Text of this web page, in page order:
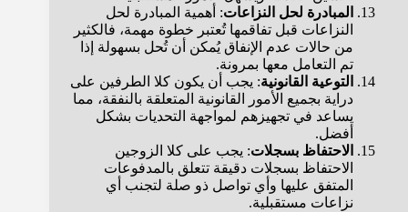
المبادرة لحل النزاعات: أهمية المبادرة لحل
النزاعات قبل تفاقمها تُعتبر خطوة مهمة، فالكثير
من حالات عدم الإنفاق يُمكن أن تُحل بسهولة إذا
تم التعامل معها بمرونة.
التوعية القانونية: يجب أن يكون كلا الطرفين على
دراية بجميع الأمور القانونية المتعلقة بالنفقة، مما
يساعد في تجهيزهم لمواجهة التحديات بشكل
أفضل.
الاحتفاظ بسجلات: يجب على كلا الزوجين
الاحتفاظ بسجلات دقيقة تتعلق بالمدفوعات
المتفق عليها وأي تواصل ذو صلة لتجنب أي
نزاعات مستقبلية.